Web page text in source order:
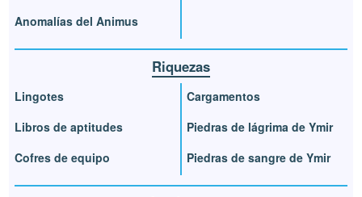
Anomalías del Animus
Riquezas
Lingotes
Libros de aptitudes
Cofres de equipo
Cargamentos
Piedras de lágrima de Ymir
Piedras de sangre de Ymir